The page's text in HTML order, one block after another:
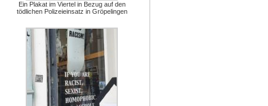
Ein Plakat im Viertel in Bezug auf den
tödlichen Polizeieinsatz in Gröpelingen